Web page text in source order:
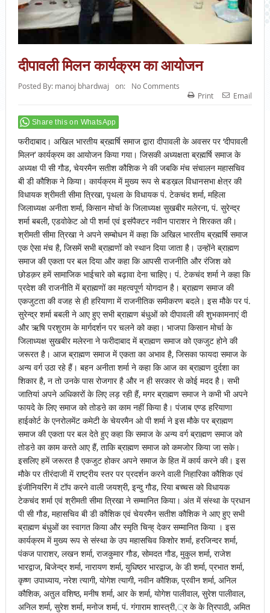
दीपावली मिलन कार्यक्रम का आयोजन
Posted By: manoj bhardwaj on:
No Comments
Print
Email
Share this on WhatsApp
फरीदाबाद। अखिल भारतीय ब्रह्मर्षि समाज द्वारा दीपावली के अवसर पर ‘दीपावली
मिलन’ कार्यक्रम का आयोजन किया गया। जिसकी अध्यक्षता ब्रह्मर्षि समाज के
अध्यक्ष पी सी गौड, चेयरमैन सतीश कौशिक ने की जबकि मंच संचालन महासचिव
बी डी कौशिक ने किया। कार्यक्रम में मुख्य रूप से बडख़ल विधानसभा क्षेत्र की
विधायक श्रीमती सीमा त्रिखा, पृथला के विधायक पं. टेकचंद शर्मा, महिला
जिलाध्यक्ष अनीता शर्मा, किसान मोर्चा के जिलाध्यक्ष सुखबीर मलेरना, पं. सुरेन्द्र
शर्मा बबली, एडवोकेट ओ पी शर्मा एवं इसंपैक्टर नवीन पाराशर ने शिरकत की।
श्रीमती सीमा त्रिखा ने अपने सम्बोधन में कहा कि अखिल भारतीय ब्रह्मर्षि समाज
एक ऐसा मंच है, जिसमें सभी ब्राह्मणों को स्थान दिया जाता है। उन्होंने ब्राह्मण
समाज की एकता पर बल दिया और कहा कि आपसी राजनीति और रंजिश को
छोडक़र हमें सामाजिक भाईचारे को बढ़ावा देना चाहिए। पं. टेकचंद शर्मा ने कहा कि
प्रदेश की राजनीति में ब्राह्मणों का महत्वपूर्ण योगदान है। ब्राह्मण समाज की
एकजुटता की वजह से ही हरियाणा में राजनीतिक समीकरण बदले। इस मौके पर पं.
सुरेन्द्र शर्मा बबली ने आए हुए सभी ब्राह्मण बंधुओं को दीपावली की शुभकामनाएं दी
और ऋषि परशुराम के मार्गदर्शन पर चलने को कहा। भाजपा किसान मोर्चा के
जिलाध्यक्ष सुखबीर मलेरना ने फरीदाबाद में ब्राह्मण समाज को एकजुट होने की
जरूरत है। आज ब्राह्मण समाज में एकता का अभाव है, जिसका फायदा समाज के
अन्य वर्ग उठा रहे हैं। बहन अनीता शर्मा ने कहा कि आज का ब्राह्मण दुर्दशा का
शिकार है, न तो उनके पास रोजगार है और न ही सरकार से कोई मदद है। सभी
जातियां अपने अधिकारों के लिए लड़ रही हैं, मगर ब्राह्मण समाज ने कभी भी अपने
फायदे के लिए समाज को तोडऩे का काम नहीं किया है। पंजाब एण्ड हरियाणा
हाईकोर्ट के एनरोलमेंट कमेटी के चेयरमैन ओ पी शर्मा ने इस मौके पर ब्राह्मण
समाज की एकता पर बल देते हुए कहा कि समाज के अन्य वर्ग ब्राह्मण समाज को
तोडऩे का काम करते आए हैं, ताकि ब्राह्मण समाज को कमजोर किया जा सके।
इसलिए हमें जरूरत है एकजुट होकर अपने समाज के हित में कार्य करने की। इस
मौके पर तीरंदाजी में राष्ट्रीय स्तर पर प्रदर्शन करने वाली निहारिका कौशिक एवं
इंजीनियरिंग में टॉप करने वाली जयश्री, इन्दु गौड, रिया बच्चस को विधायक
टेकचंद शर्मा एवं श्रीमती सीमा त्रिखा ने सम्मानित किया। अंत में संस्था के प्रधान
पी सी गौड, महासचिव बी डी कौशिक एवं चेयरमैन सतीश कौशिक ने आए हुए सभी
ब्राह्मण बंधुओं का स्वागत किया और स्मृति चिन्ह् देकर सम्मानित किया । इस
कार्यक्रम में मुख्य रूप से संस्था के उप महासचिव किशोर शर्मा, हरजिन्दर शर्मा,
पंकज पाराशर, लखन शर्मा, राजकुमार गौड, सोमदत गौड, मुकुल शर्मा, राजेश
भारद्वाज, बिजेन्द्र शर्मा, नारायण शर्मा, युधिष्ठर भारद्वाज, के डी शर्मा, प्रभात शर्मा,
कृष्ण उपाध्याय, नरेश त्यागी, योगेश त्यागी, नवीन कौशिक, प्रवीन शर्मा, अनिल
कौशिक, अतुल वशिष्ठ, मनीष शर्मा, आर के शर्मा, योगेश पालीवाल, सुरेश पालीवाल,
अनिल शर्मा, सुरेश शर्मा, मनोज शर्मा, पं. गंगाराम शास्त्री,्र के के त्रिपाठी, अमित